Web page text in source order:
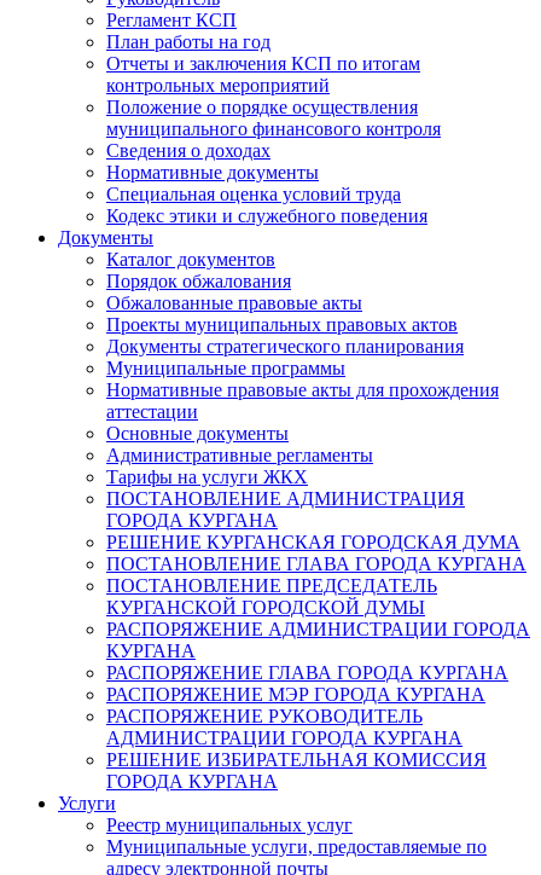
Регламент КСП
План работы на год
Отчеты и заключения КСП по итогам
контрольных мероприятий
Положение о порядке осуществления
муниципального финансового контроля
Сведения о доходах
Нормативные документы
Специальная оценка условий труда
Кодекс этики и служебного поведения
Документы
Каталог документов
Порядок обжалования
Обжалованные правовые акты
Проекты муниципальных правовых актов
Документы стратегического планирования
Муниципальные программы
Нормативные правовые акты для прохождения
аттестации
Основные документы
Административные регламенты
Тарифы на услуги ЖКХ
ПОСТАНОВЛЕНИЕ АДМИНИСТРАЦИЯ
ГОРОДА КУРГАНА
РЕШЕНИЕ КУРГАНСКАЯ ГОРОДСКАЯ ДУМА
ПОСТАНОВЛЕНИЕ ГЛАВА ГОРОДА КУРГАНА
ПОСТАНОВЛЕНИЕ ПРЕДСЕДАТЕЛЬ
КУРГАНСКОЙ ГОРОДСКОЙ ДУМЫ
РАСПОРЯЖЕНИЕ АДМИНИСТРАЦИИ ГОРОДА
КУРГАНА
РАСПОРЯЖЕНИЕ ГЛАВА ГОРОДА КУРГАНА
РАСПОРЯЖЕНИЕ МЭР ГОРОДА КУРГАНА
РАСПОРЯЖЕНИЕ РУКОВОДИТЕЛЬ
АДМИНИСТРАЦИИ ГОРОДА КУРГАНА
РЕШЕНИЕ ИЗБИРАТЕЛЬНАЯ КОМИССИЯ
ГОРОДА КУРГАНА
Услуги
Реестр муниципальных услуг
Муниципальные услуги, предоставляемые по
адресу электронной почты